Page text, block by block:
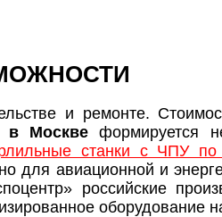
и ремонте.
в Москве формируется
станки с ЧПУ по
для авиационной и
российские
оборудование